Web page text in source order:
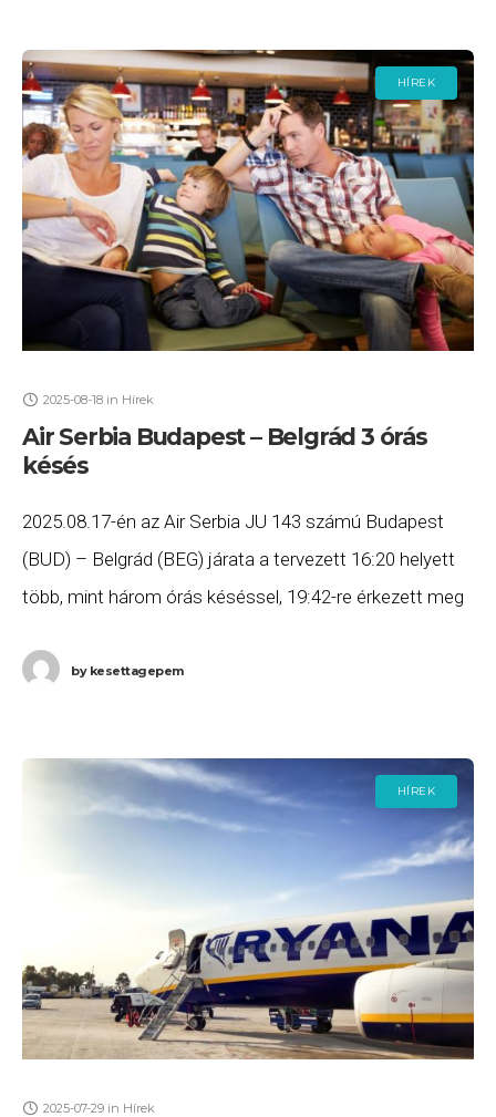
HÍREK
2025-08-18 in Hírek
Air Serbia Budapest – Belgrád 3 órás
késés
2025.08.17-én az Air Serbia JU 143 számú Budapest
(BUD) – Belgrád (BEG) járata a tervezett 16:20 helyett
több, mint három órás késéssel, 19:42-re érkezett meg
bykesettagepem
HÍREK
2025-07-29 in Hírek